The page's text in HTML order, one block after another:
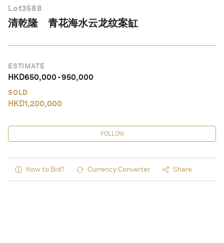
Lot3588
清乾隆 青花海水云龙纹案缸
ESTIMATE
HKD650,000-950,000
SOLD
HKD1,200,000
FOLLOW
How to Bid? Currency Converter Share